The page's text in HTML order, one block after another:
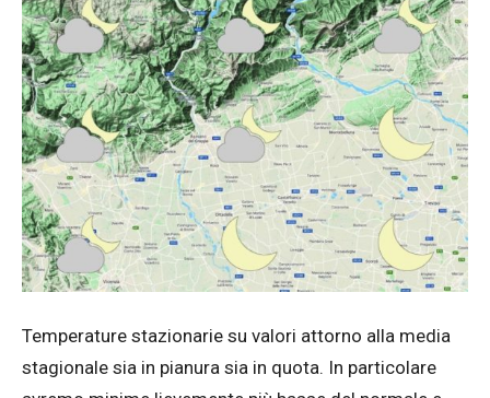
Temperature stazionarie su valori attorno alla media
stagionale sia in pianura sia in quota. In particolare